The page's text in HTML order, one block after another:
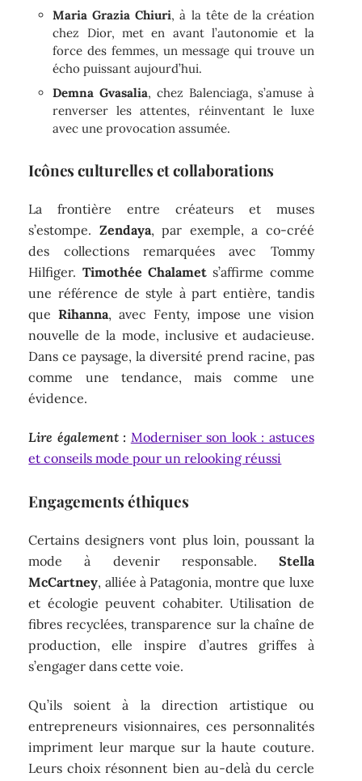
Maria Grazia Chiuri, à la tête de la création
chez Dior, met en avant l’autonomie et la
force des femmes, un message qui trouve un
écho puissant aujourd’hui.
Demna Gvasalia, chez Balenciaga, s’amuse à
renverser les attentes, réinventant le luxe
avec une provocation assumée.
Icônes culturelles et collaborations
La frontière entre créateurs et muses
s’estompe. Zendaya, par exemple, a co-créé
des collections remarquées avec Tommy
Hilfiger. Timothée Chalamet s’affirme comme
une référence de style à part entière, tandis
queRihanna, avec Fenty, impose une vision
nouvelle de la mode, inclusive et audacieuse.
Dans ce paysage, la diversité prend racine, pas
comme une tendance, mais comme une
évidence.
Lire également : Moderniser son look : astuces
et conseils mode pour un relooking réussi
Engagements éthiques
Certains designers vont plus loin, poussant la
mode à devenir responsable. Stella
McCartney, alliée à Patagonia, montre que luxe
et écologie peuvent cohabiter. Utilisation de
fibres recyclées, transparence sur la chaîne de
production, elle inspire d’autres griffes à
s’engager dans cette voie.
Qu’ils soient à la direction artistique ou
entrepreneurs visionnaires, ces personnalités
impriment leur marque sur la haute couture.
Leurs choix résonnent bien au-delà du cercle